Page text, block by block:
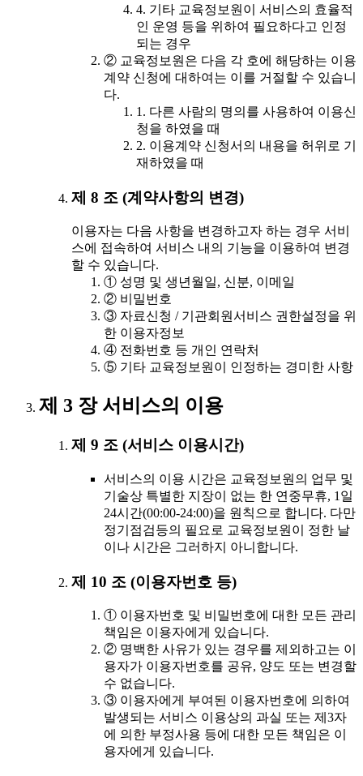
4. 기타 교육정보원이 서비스의 효율적
인 운영 등을 위하여 필요하다고 인정
되는 경우
② 교육정보원은 다음 각 호에 해당하는 이용
계약 신청에 대하여는 이를 거절할 수 있습니
다.
1. 다른 사람의 명의를 사용하여 이용신
청을 하였을 때
2. 이용계약 신청서의 내용을 허위로 기
재하였을 때
제 8 조 (계약사항의 변경)
이용자는 다음 사항을 변경하고자 하는 경우 서비
스에 접속하여 서비스 내의 기능을 이용하여 변경
할 수 있습니다.
① 성명 및 생년월일, 신분, 이메일
② 비밀번호
③ 자료신청 / 기관회원서비스 권한설정을 위
한 이용자정보
④ 전화번호 등 개인 연락처
⑤ 기타 교육정보원이 인정하는 경미한 사항
제 3 장 서비스의 이용
제 9 조 (서비스 이용시간)
서비스의 이용 시간은 교육정보원의 업무 및
기술상 특별한 지장이 없는 한 연중무휴, 1일
24시간(00:00-24:00)을 원칙으로 합니다. 다만
정기점검등의 필요로 교육정보원이 정한 날
이나 시간은 그러하지 아니합니다.
제 10 조 (이용자번호 등)
① 이용자번호 및 비밀번호에 대한 모든 관리
책임은 이용자에게 있습니다.
② 명백한 사유가 있는 경우를 제외하고는 이
용자가 이용자번호를 공유, 양도 또는 변경할
수 없습니다.
③ 이용자에게 부여된 이용자번호에 의하여
발생되는 서비스 이용상의 과실 또는 제3자
에 의한 부정사용 등에 대한 모든 책임은 이
용자에게 있습니다.